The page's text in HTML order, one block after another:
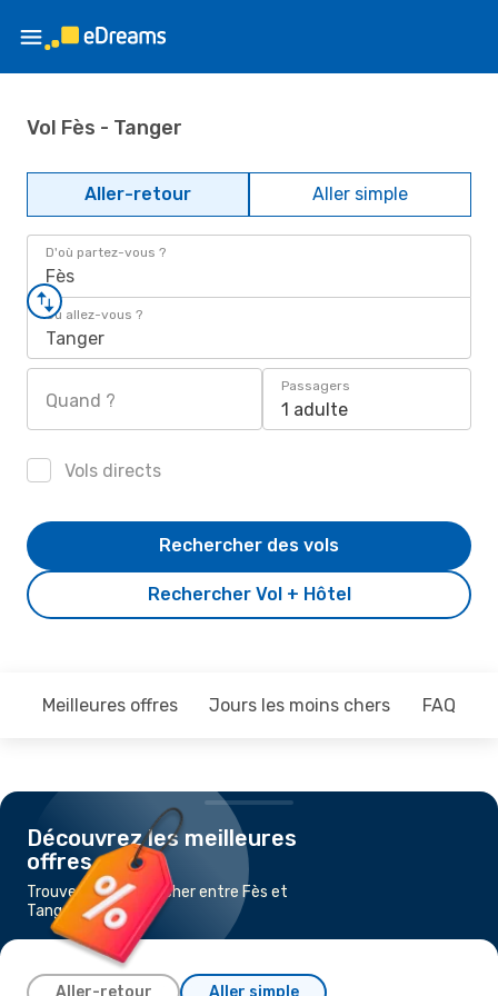
Vol Fès - Tanger
Aller-retour Aller simple
D'où partez-vous ?
Fès
Où allez-vous ?
Tanger
Quand ?
Passagers
1 adulte
Vols directs
Rechercher Vol + Hôtel
Rechercher des vols
Meilleures offres Jours les moins chers FAQ
Découvrez les meilleures
offres
Trouvez un vol pas cher entre Fès et
Tanger
Aller-retour Aller simple